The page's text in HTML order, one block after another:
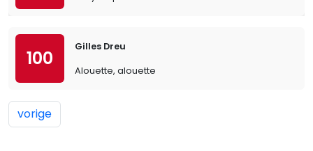
100
Gilles Dreu
Alouette, alouette
vorige